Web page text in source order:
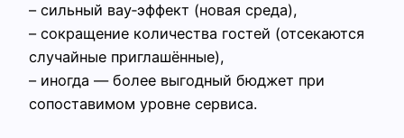
– сильный вау‑эффект (новая среда),
– сокращение количества гостей (отсекаются
случайные приглашённые),
– иногда — более выгодный бюджет при
сопоставимом уровне сервиса.